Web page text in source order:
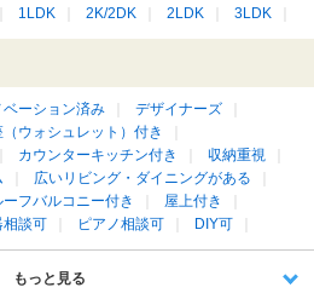
1LDK 2K/2DK 2LDK 3LDK
ベーション済み
デザイナーズ
ウォシュレット）付き
カウンターキッチン付き
収納重視
広いリビング・ダイニングがある
ーフバルコニー付き
屋上付き
相談可 ピアノ相談可 DIY可
もっと見る